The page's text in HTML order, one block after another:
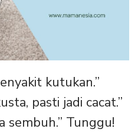
kutukan.”
pasti jadi cacat.”
sembuh.” Tunggu!